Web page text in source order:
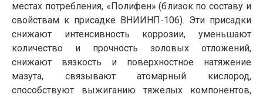
местах потребления, «Полифен» (близок по составу и
свойствам к присадке ВНИИНП-106). Эти присадки
снижают интенсивность коррозии, уменьшают
количество и прочность золовых отложений,
снижают вязкость и поверхностное натяжение
мазута, связывают атомарный кислород,
способствуют выжиганию тяжелых компонентов,